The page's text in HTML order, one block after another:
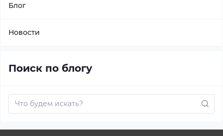
Блог
Новости
Поиск по блогу